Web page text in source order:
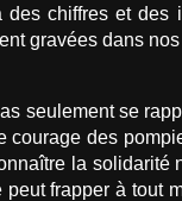
chiffres et des
gravées dans
seulement se
courage des
la solidarité
frapper à tout